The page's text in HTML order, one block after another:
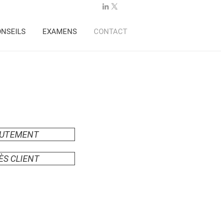
EXAMENS CONTACT
CLIENT